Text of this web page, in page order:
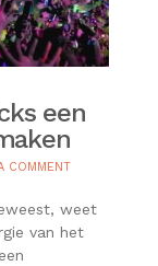
een
COMMENTON
MAKEN
EEN
weet
van het